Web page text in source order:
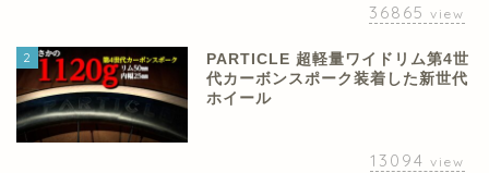
36865 view
2
PARTICLE 超軽量ワイドリム第4世
代カーボンスポーク装着した新世代
ホイール
13094 view